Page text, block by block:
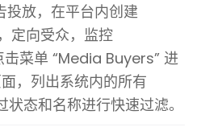
投放，在平台内创建
定向受众，监控
击菜单 “Media Buyers” 进
，列出系统内的所有
态和名称进行快速过滤。